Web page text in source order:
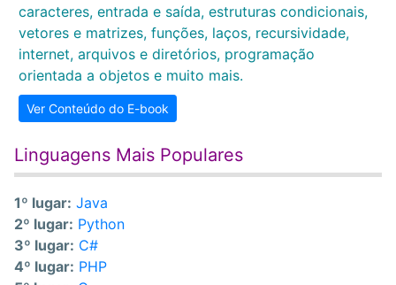
caracteres, entrada e saída, estruturas condicionais,
vetores e matrizes, funções, laços, recursividade,
internet, arquivos e diretórios, programação
orientada a objetos e muito mais.
Ver Conteúdo do E-book
Linguagens Mais Populares
1º lugar: Java
2º lugar: Python
3º lugar: C#
4º lugar: PHP